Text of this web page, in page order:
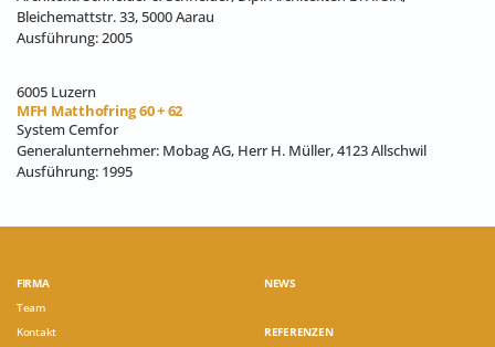
Bleichemattstr. 33, 5000 Aarau
Ausführung: 2005
6005 Luzern
MFH Matthofring 60 + 62
System Cemfor
Generalunternehmer: Mobag AG, Herr H. Müller, 4123 Allschwil
Ausführung: 1995
FIRMA
Team
Kontakt
NEWS
REFERENZEN